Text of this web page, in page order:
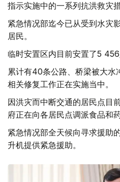
指示实施中的一系列抗洪救灾
紧急情况部迄今已从受到水灾
居民。
临时安置区内目前安置了5 456
累计有40条公路、桥梁被大水
相关修复工作正在实施当中。
因洪灾而中断交通的居民点目
府正在向各居民点调派食品和药
紧急情况部全天候向寻求援助
升机提供紧急援助。